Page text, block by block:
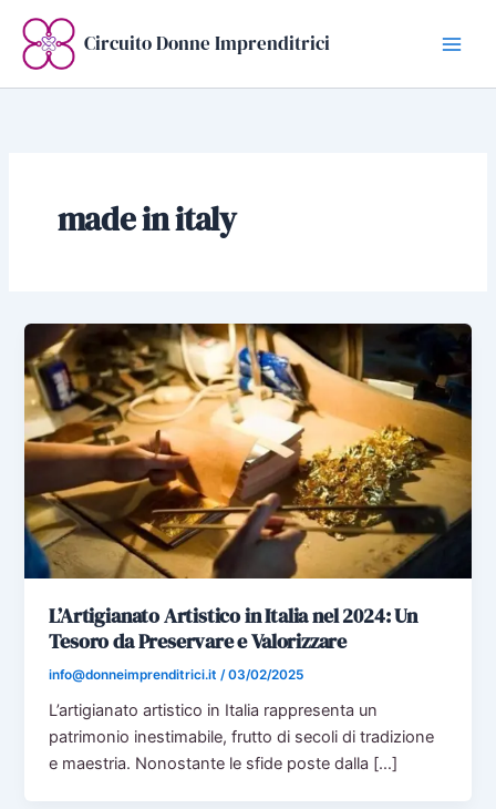
contenuto
Circuito Donne Imprenditrici
made in italy
L’Artigianato Artistico in Italia nel 2024: Un
Tesoro da Preservare e Valorizzare
info@donneimprenditrici.it /03/02/2025
L’artigianato artistico in Italia rappresenta un
patrimonio inestimabile, frutto di secoli di tradizione
e maestria. Nonostante le sfide poste dalla […]